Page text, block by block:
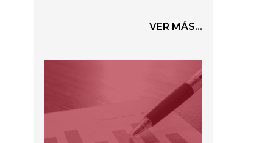
VER MÁS...